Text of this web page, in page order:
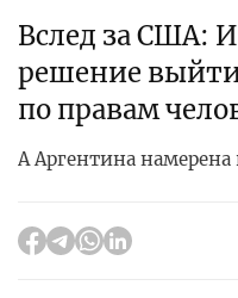
Вслед за США:
решение
по правам
А Аргентина